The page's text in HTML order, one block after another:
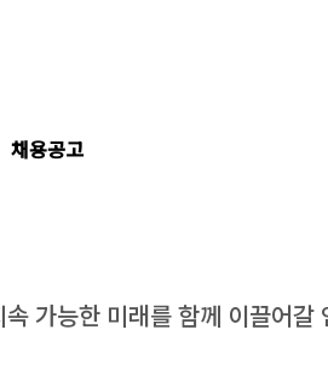
채용공고
가능한 미래를 함께 이끌어갈